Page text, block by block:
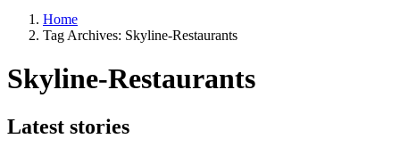
Home
Tag Archives: Skyline-Restaurants
Skyline-Restaurants
Latest stories